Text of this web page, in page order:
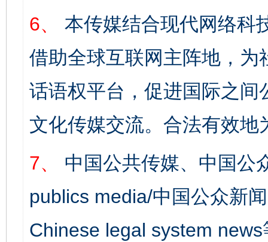
6、
本传媒结合现代网络科
借助全球互联网主阵地，
话语权平台，促进国际之
文化传媒交流。合法有效地
7、
中国公共传媒、中国公
publics media/中国公众新
Chinese legal system
完善运行机制助力责任有效落实